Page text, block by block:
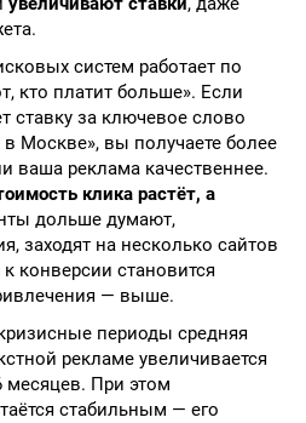
систем работает по
кто платит больше». Если
ставку за ключевое слово
Москве», вы получаете более
ваша реклама качественнее.
клика растёт, а
дольше думают,
заходят на несколько сайтов
конверсии становится
— выше.
периоды средняя
рекламе увеличивается
месяцев. При этом
стабильным — его